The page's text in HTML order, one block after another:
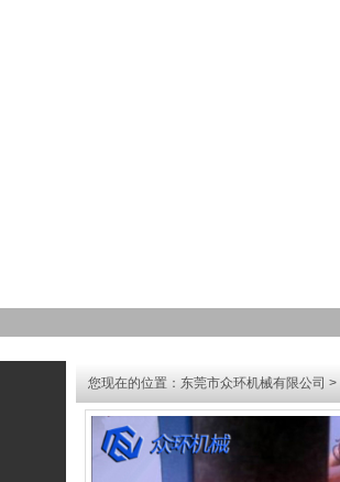
您现在的位置： 东莞市众环机械有限公司 >